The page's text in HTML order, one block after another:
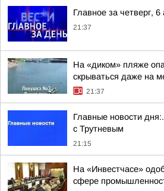
Главное за четверг, 6
21:37
На «диком» пляже
скрываться даже на
21:37
Главные новости
с Трутневым
21:15
На «Инвестчасе»
сфере